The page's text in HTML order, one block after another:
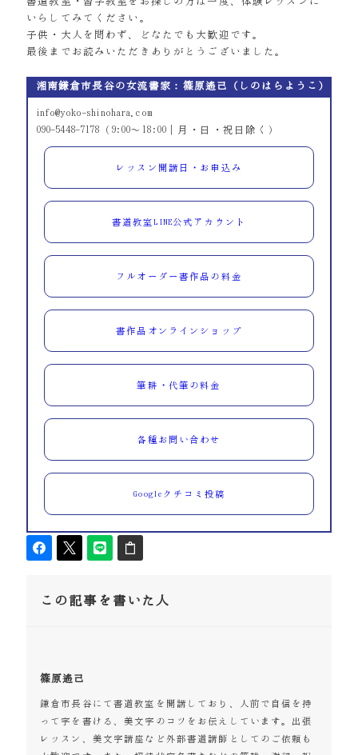
いらしてみてください。
子供・大人を問わず、どなたでも大歓迎です。
最後までお読みいただきありがとうございました。
湘南鎌倉市長谷の女流書家：篠原遙己（しのはらようこ）
info@yoko-shinohara.com
090-5448-7178（9:00～18:00｜月・日・祝日除く）
レッスン開講日・お申込み
書道教室LINE公式アカウント
フルオーダー書作品の料金
書作品オンラインショップ
筆耕・代筆の料金
各種お問い合わせ
Googleクチコミ投稿
この記事を書いた人
篠原遙己
鎌倉市長谷にて書道教室を開講しており、人前で自信を持
って字を書ける、美文字のコツをお伝えしています。出張
レッスン、美文字講座など外部書道講師としてのご依頼も